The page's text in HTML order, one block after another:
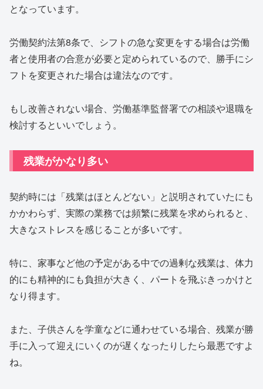
となっています。
労働契約法第8条で、シフトの急な変更をする場合は労働
者と使用者の合意が必要と定められているので、勝手にシ
フトを変更された場合は違法なのです。
もし改善されない場合、労働基準監督署での相談や退職を
検討するといいでしょう。
残業がかなり多い
契約時には「残業はほとんどない」と説明されていたにも
かかわらず、実際の業務では頻繁に残業を求められると、
大きなストレスを感じることが多いです。
特に、家事など他の予定がある中での過剰な残業は、体力
的にも精神的にも負担が大きく、パートを飛ぶきっかけと
なり得ます。
また、子供さんを学童などに通わせている場合、残業が勝
手に入って迎えにいくのが遅くなったりしたら最悪ですよ
ね。